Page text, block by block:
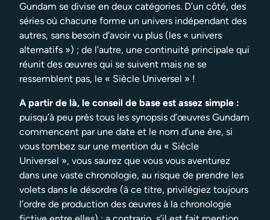
Gundam se divise en deux catégories. D’un côté, des
séries où chacune forme un univers indépendant des
autres, sans besoin d’avoir vu plus (les « univers
alternatifs ») ; de l’autre, une continuité principale qui
réunit des œuvres qui se suivent mais ne se
ressemblent pas, le « Siècle Universel » !
A partir de là, le conseil de base est assez simple :
puisqu’à peu près tous les synopsis d’œuvres Gundam
commencent par une date et le nom d’une ère, si
vous tombez sur une mention du « Siècle
Universel », vous saurez que vous vous aventurez
dans une vaste chronologie, au risque de prendre les
volets dans le désordre (à ce titre, privilégiez toujours
l’ordre de production des œuvres à la chronologie